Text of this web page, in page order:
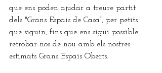
que ens poden ajudar a treure partit
dels "Grans Espais de Casa”, per petits
que siguin, fins que ens sigui possible
retrobar-nos de nou amb els nostres
estimats Grans Espais Oberts.